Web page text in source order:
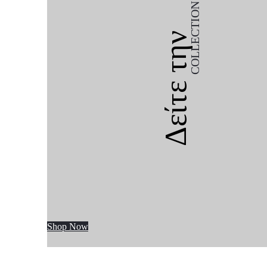
Δείτε τηνCOLLECTION
Shop Now